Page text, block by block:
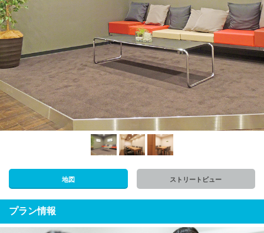
地図 ストリートビュー
プラン情報